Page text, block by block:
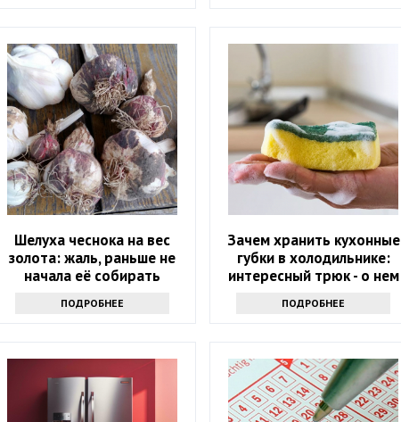
Шелуха чеснока на вес
золота: жаль, раньше не
начала её собирать
ПОДРОБНЕЕ
Зачем хранить кухонные
губки в холодильнике:
интересный трюк - о нем
продвинутые хозяйки
ПОДРОБНЕЕ